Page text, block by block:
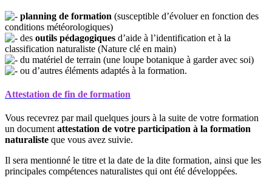
planning de formation (susceptible d’évoluer en fonction des
conditions météorologiques)
des outils pédagogiques d’aide à l’identification et à la
classification naturaliste (Nature clé en main)
du matériel de terrain (une loupe botanique à garder avec soi)
ou d’autres éléments adaptés à la formation.
Attestation de fin de formation
Vous recevrez par mail quelques jours à la suite de votre formation
un document attestation de votre participation à la formation
naturaliste que vous avez suivie.
Il sera mentionné le titre et la date de la dite formation, ainsi que les
principales compétences naturalistes qui ont été développées.